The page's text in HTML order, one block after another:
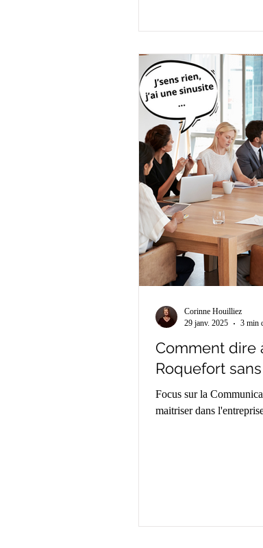
Comment dire
Roquefort
Focus sur la
maitriser dans
Corinne Houilliez
29 janv. 2025
3 min